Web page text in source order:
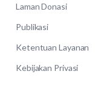
Laman Donasi
Publikasi
Ketentuan Layanan
Kebijakan Privasi